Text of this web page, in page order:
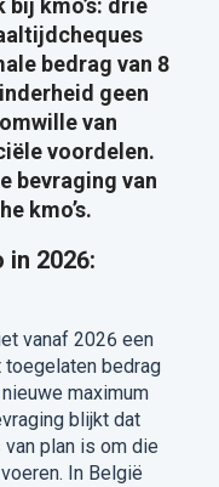
kmo’s: drie
bedrag van 8
geen
van
voordelen.
bevraging van
kmo’s.
in 2026:
vanaf 2026 een
toegelaten bedrag
maximum
blijkt dat
van plan is om die
In België